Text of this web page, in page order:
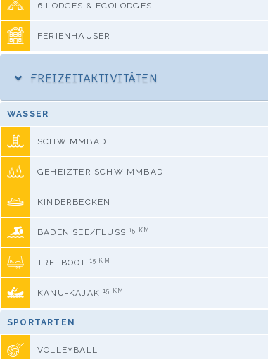
6 LODGES & ECOLODGES
FERIENHÄUSER
FREIZEITAKTIVITÄTEN
WASSER
SCHWIMMBAD
GEHEIZTER SCHWIMMBAD
KINDERBECKEN
BADEN SEE/FLUSS 15 KM
TRETBOOT 15 KM
KANU-KAJAK 15 KM
SPORTARTEN
VOLLEYBALL